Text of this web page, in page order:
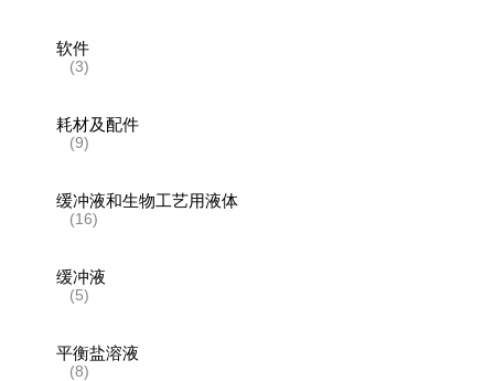
软件
(3)
耗材及配件
(9)
缓冲液和生物工艺用液体
(16)
缓冲液
(5)
平衡盐溶液
(8)